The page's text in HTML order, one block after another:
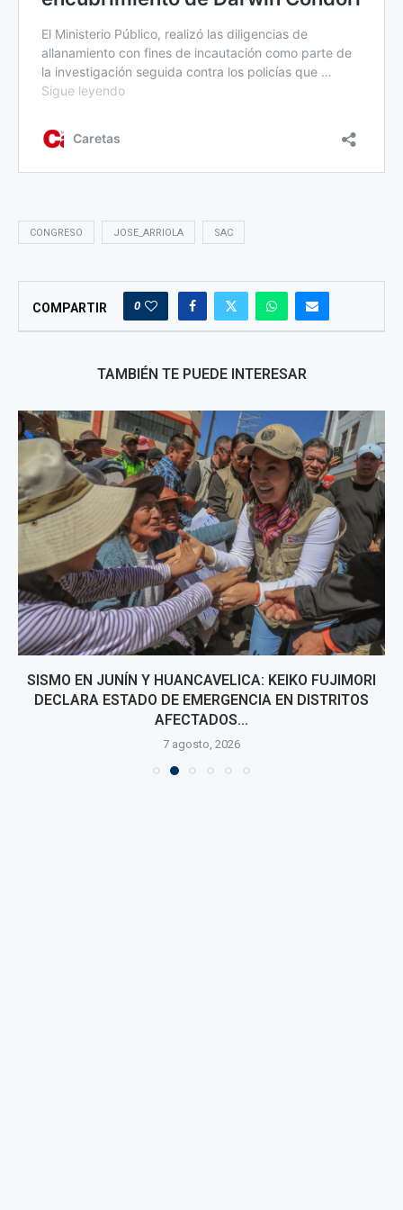
CONGRESO JOSE_ARRIOLA SAC
COMPARTIR 0
TAMBIÉN TE PUEDE INTERESAR
SISMO EN JUNÍN Y HUANCAVELICA: KEIKO FUJIMORI
DECLARA ESTADO DE EMERGENCIA EN DISTRITOS
AFECTADOS...
7 agosto, 2026